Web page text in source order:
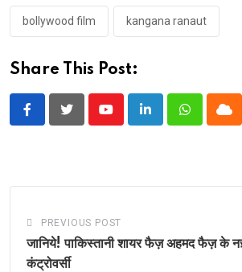
bollywood film kangana ranaut
Share This Post:
YoutubeLinkedInWhatsapp
PREVIOUS POST
जानिये! पाकिस्तानी शायर फैज़ अहमद फैज़ के
कंट्रोवर्सी